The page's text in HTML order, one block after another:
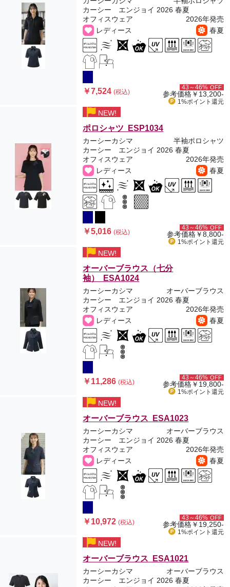
カーシー エンジョイ 2026 春夏
オフィスウェア
2026年発売
レディース
春夏
￥7,524(税込)
43～46% OFF
参考価格￥13,200-
1%ポイント 還元
NEW!
ポロシャツ ESP1034
カーシーカシマ
半袖ポロシャツ
カーシー エンジョイ 2026 春夏
オフィスウェア
2026年発売
レディース
春夏
￥5,016(税込)
43～46% OFF
参考価格￥8,800-
1%ポイント 還元
NEW!
オーバーブラウス（七分
袖） ESA1024
カーシーカシマ
オーバーブラウス
カーシー エンジョイ 2026 春夏
オフィスウェア
2026年発売
レディース
春夏
￥11,286(税込)
43～46% OFF
参考価格￥19,800-
1%ポイント 還元
NEW!
オーバーブラウス ESA1023
カーシーカシマ
オーバーブラウス
カーシー エンジョイ 2026 春夏
オフィスウェア
2026年発売
レディース
春夏
￥10,972(税込)
43～46% OFF
参考価格￥19,250-
1%ポイント 還元
NEW!
オーバーブラウス ESA1021
カーシーカシマ
オーバーブラウス
カーシー エンジョイ 2026 春夏